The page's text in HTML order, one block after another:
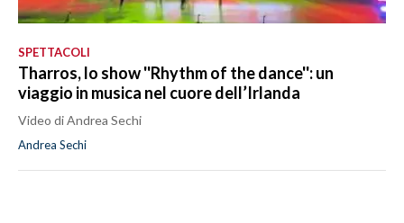
SPETTACOLI
Tharros, lo show ''Rhythm of the dance'': un
viaggio in musica nel cuore dell’Irlanda
Video di Andrea Sechi
Andrea Sechi